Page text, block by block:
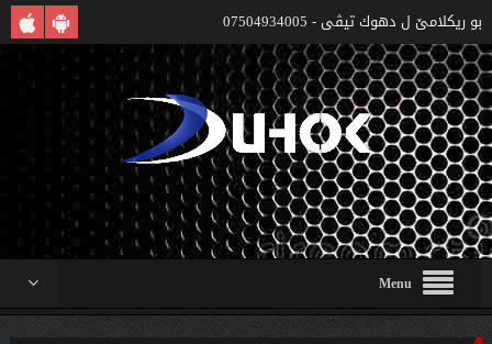
بو ريكلامێ ل دهوك تیڤی - 07504934005
Menu